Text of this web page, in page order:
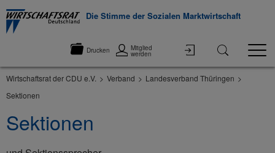
Die Stimme der Sozialen Marktwirtschaft
Drucken Mitglied
werden
Wirtschaftsrat der CDU e.V. Verband
Landesverband Thüringen
Sektionen
Sektionen